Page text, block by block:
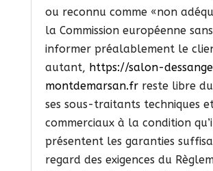
ou reconnu comme «non
la Commission européenne
informer préalablement le
autant, https://salon-
montdemarsan.fr reste libre
ses sous-traitants techniques
commerciaux à la condition
présentent les garanties
regard des exigences du